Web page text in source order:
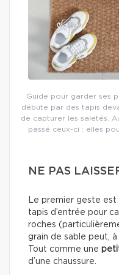
Guide pour garder ses
débute par des tapis
de capturer les saletés.
passé ceux-ci : elles
NE PAS
Le premier geste
tapis d’entrée pour
roches
grain de sable peut,
Tout comme une
d’une chaussure.